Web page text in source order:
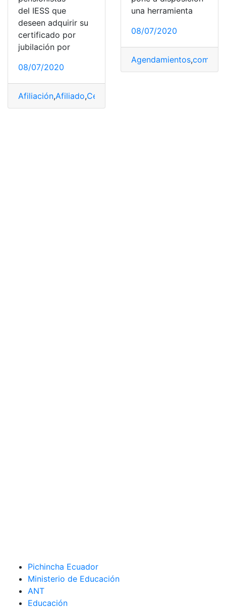
del IESS que
deseen adquirir su
certificado por
jubilación por
08/07/2020
Afiliación,Afiliado,Certificados
una herramienta
08/07/2020
Agendamientos,
Pichincha Ecuador
Ministerio de Educación
ANT
Educación